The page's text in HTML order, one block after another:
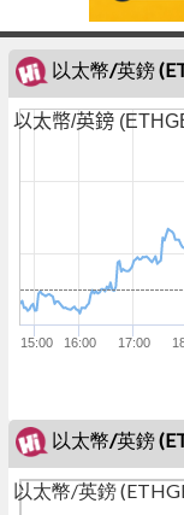
以太幣/英鎊
以太幣/英鎊
15:00 16:00 17:00
以太幣/英鎊
以太幣/英鎊